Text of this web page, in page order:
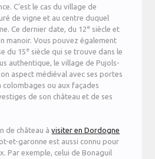
C’est le cas du village de
de vigne et au centre duquel
Ce dernier date, du 12e siècle et
manoir. Vous pouvez également
du 15e siècle qui se trouve dans le
authentique, le village de Pujols-
aspect médiéval avec ses portes
ou aux façades
de son château et de ses
de château àvisiter en Dordogne
et-garonne est aussi connu pour
Par exemple, celui de Bonaguil